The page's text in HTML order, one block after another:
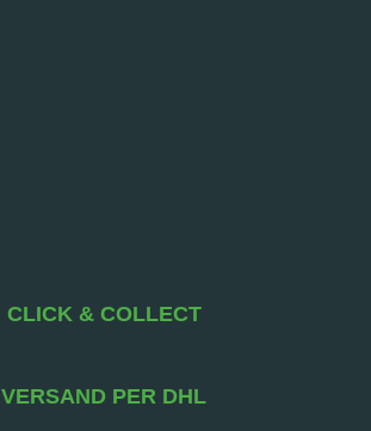
CLICK & COLLECT
VERSAND PER DHL